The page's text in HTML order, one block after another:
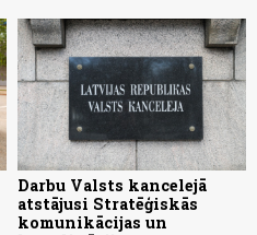
Darbu Valsts kancelejā
atstājusi Stratēģiskās
komunikācijas un